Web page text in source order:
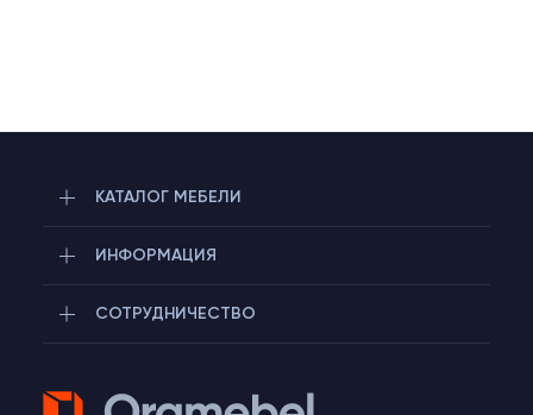
КАТАЛОГ МЕБЕЛИ
ИНФОРМАЦИЯ
СОТРУДНИЧЕСТВО